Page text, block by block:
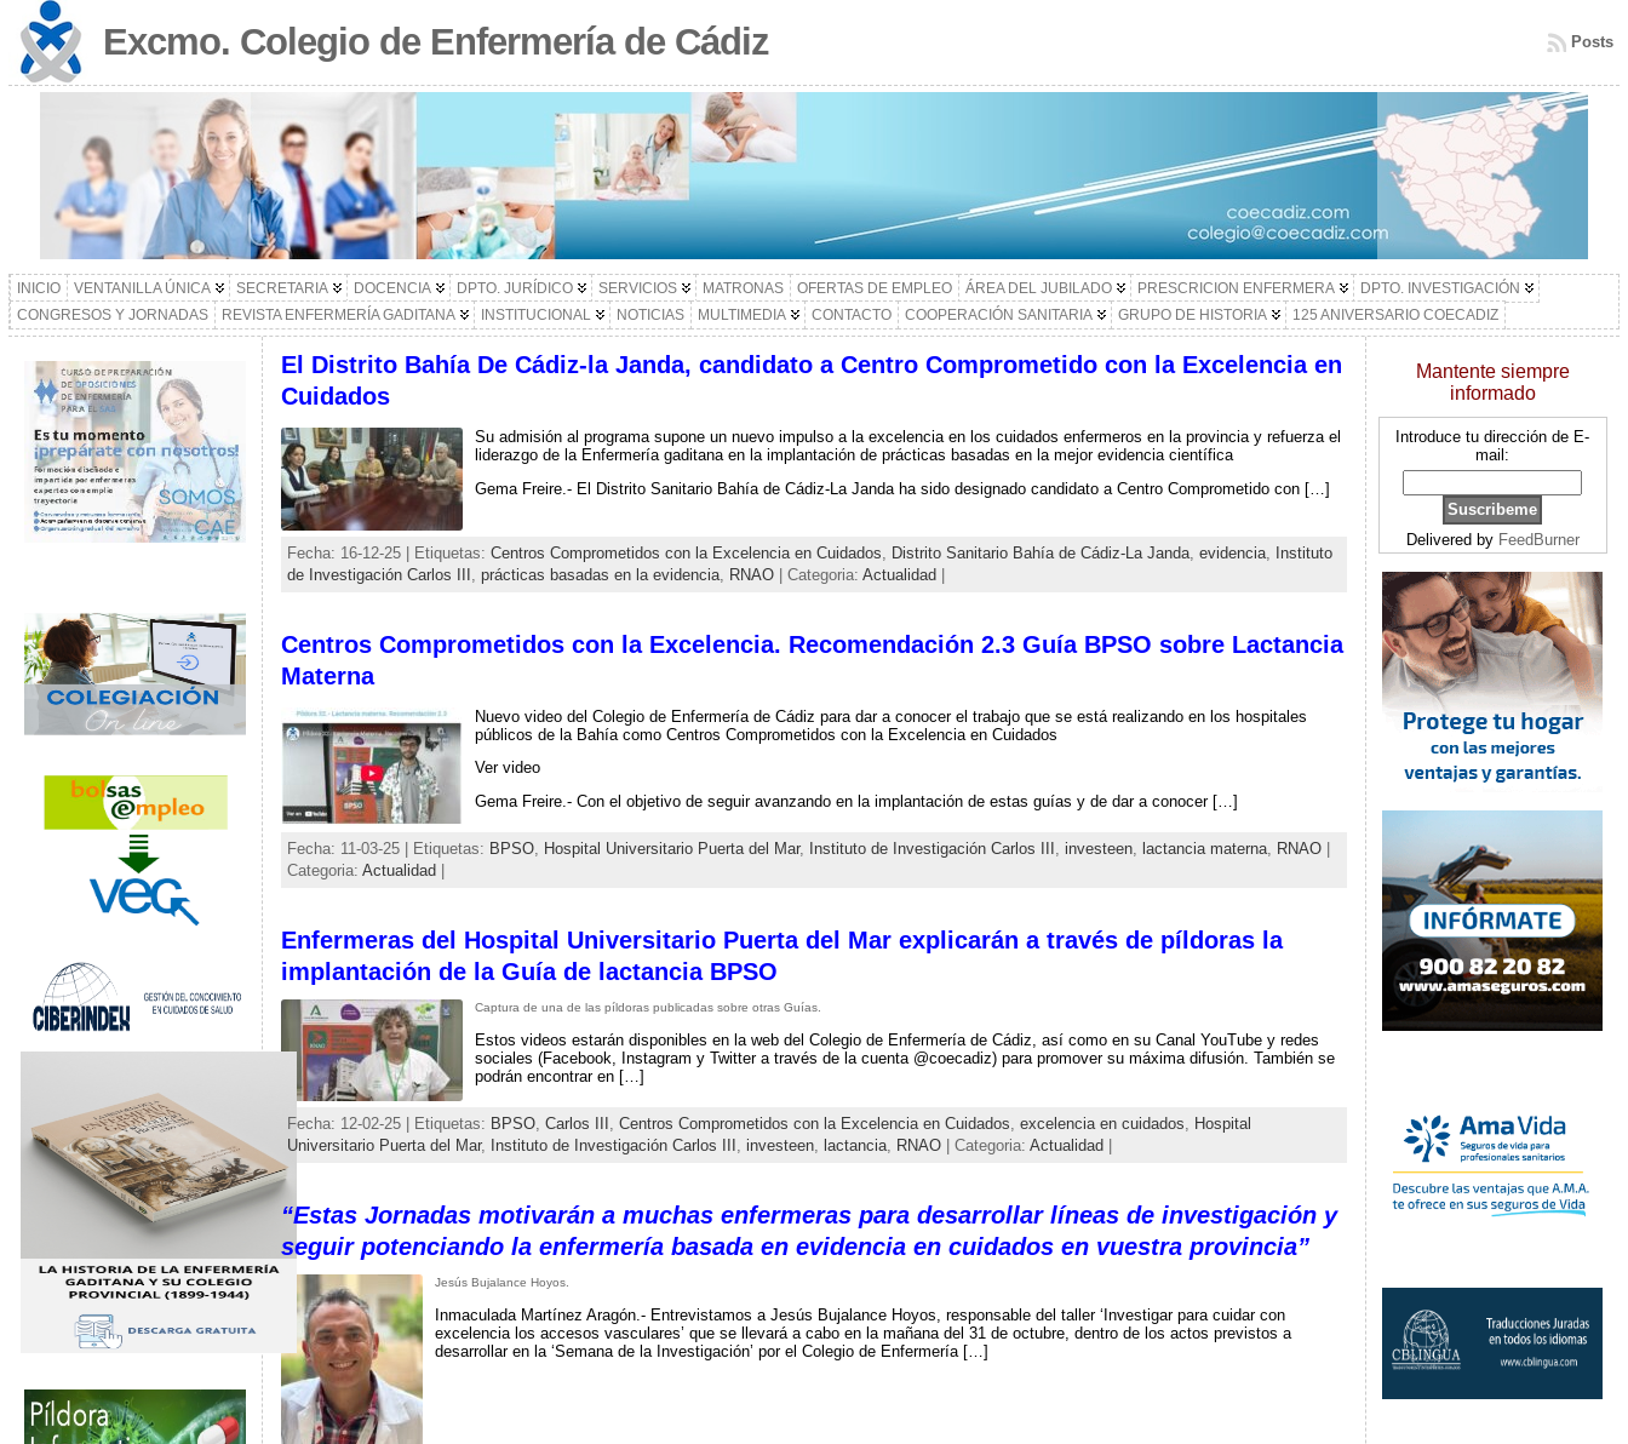
Excmo. Colegio de Enfermería de Cádiz Posts
INICIO VENTANILLA ÚNICA SECRETARIA DOCENCIA DPTO. JURÍDICO SERVICIOS MATRONAS OFERTAS DE EMPLEO ÁREA DEL JUBILADO PRESCRICION ENFERMERA
DPTO. INVESTIGACIÓN
CONGRESOS Y JORNADAS
REVISTA ENFERMERÍA GADITANA INSTITUCIONAL NOTICIAS MULTIMEDIA CONTACTO COOPERACIÓN SANITARIA GRUPO DE HISTORIA 125 ANIVERSARIO COECADIZ
El Distrito Bahía De Cádiz-la Janda, candidato a Centro Comprometido con la Excelencia en
Cuidados
Su admisión al programa supone un nuevo impulso a la excelencia en los cuidados enfermeros en la provincia y refuerza el
liderazgo de la Enfermería gaditana en la implantación de prácticas basadas en la mejor evidencia científica
Gema Freire.- El Distrito Sanitario Bahía de Cádiz-La Janda ha sido designado candidato a Centro Comprometido con […]
Fecha: 16-12-25 | Etiquetas: Centros Comprometidos con la Excelencia en Cuidados Distrito Sanitario Bahía de Cádiz-La Janda, evidencia,
Instituto
de Investigación Carlos III
prácticas basadas en la evidencia, RNAO| Categoria: Actualidad
Centros Comprometidos con la Excelencia. Recomendación 2.3 Guía BPSO sobre Lactancia
Materna
Nuevo video del Colegio de Enfermería de Cádiz para dar a conocer el trabajo que se está realizando en los hospitales
públicos de la Bahía como Centros Comprometidos con la Excelencia en Cuidados
Ver video
Gema Freire.- Con el objetivo de seguir avanzando en la implantación de estas guías y de dar a conocer […]
Fecha: 11-03-25 | Etiquetas: BPSO, Hospital Universitario Puerta del Mar, Instituto de Investigación Carlos III investeen, lactancia materna, RNAO|
Categoria: Actualidad|
Enfermeras del Hospital Universitario Puerta del Mar explicarán a través de píldoras la
implantación de la Guía de lactancia BPSO
Captura de una de las píldoras publicadas sobre otras Guías.
Estos videos estarán disponibles en la web del Colegio de Enfermería de Cádiz, así como en su Canal YouTube y redes
sociales (Facebook, Instagram y Twitter a través de la cuenta @coecadiz) para promover su máxima difusión. También se
podrán encontrar en […]
Fecha: 12-02-25 | Etiquetas: BPSO, Carlos III Centros Comprometidos con la Excelencia en Cuidados excelencia en cuidados
Hospital
Universitario Puerta del Mar, Instituto de Investigación Carlos III investeen, lactancia, RNAO| Categoria: Actualidad
“Estas Jornadas motivarán a muchas enfermeras para desarrollar líneas de investigación y
seguir potenciando la enfermería basada en evidencia en cuidados en vuestra provincia”
Jesús Bujalance Hoyos.
Inmaculada Martínez Aragón.- Entrevistamos a Jesús Bujalance Hoyos, responsable del taller ‘Investigar para cuidar con
excelencia los accesos vasculares’ que se llevará a cabo en la mañana del 31 de octubre, dentro de los actos previstos a
desarrollar en la ‘Semana de la Investigación’ por el Colegio de Enfermería […]
Mantente siempre
informado
Introduce tu dirección de E-
mail:
Delivered by FeedBurner